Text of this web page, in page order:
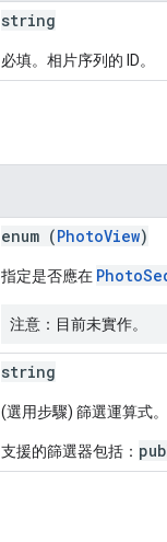
string
必填。相片序列的 ID。
enum (PhotoView)
指定是否應在
注意：目前未實作。
string
(選用步驟) 篩選運算式
支援的篩選器包括：